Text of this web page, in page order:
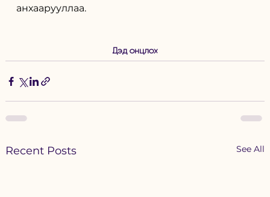
анхаарууллаа.
Дэд онцлох
Recent Posts See All